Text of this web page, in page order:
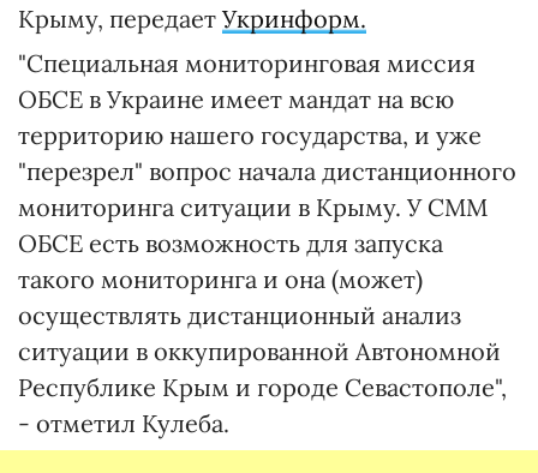
Крыму, передает Укринформ.
"Специальная мониторинговая миссия
ОБСЕ в Украине имеет мандат на всю
территорию нашего государства, и уже
"перезрел" вопрос начала дистанционного
мониторинга ситуации в Крыму. У СММ
ОБСЕ есть возможность для запуска
такого мониторинга и она (может)
осуществлять дистанционный анализ
ситуации в оккупированной Автономной
Республике Крым и городе Севастополе",
- отметил Кулеба.